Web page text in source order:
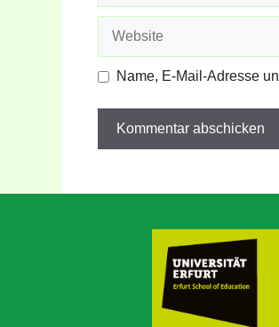
Adresse
Name, E-Mail-Adresse